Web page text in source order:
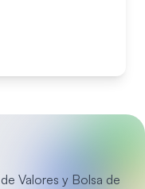
Valores y Bolsa de